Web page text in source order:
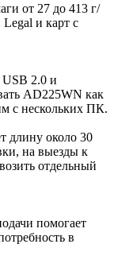
от 27 до 413 г/
и карт с
2.0 и
AD225WN как
с нескольких ПК.
длину около 30
на выезды к
отдельный
помогает
в